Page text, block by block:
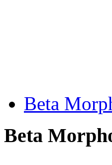
Beta
Beta